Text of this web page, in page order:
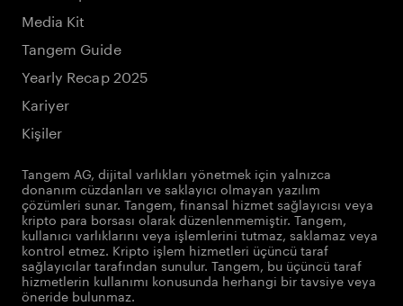
Media Kit
Tangem Guide
Yearly Recap 2025
Kariyer
Kişiler
Tangem AG, dijital varlıkları yönetmek için yalnızca
donanım cüzdanları ve saklayıcı olmayan yazılım
çözümleri sunar. Tangem, finansal hizmet sağlayıcısı veya
kripto para borsası olarak düzenlenmemiştir. Tangem,
kullanıcı varlıklarını veya işlemlerini tutmaz, saklamaz veya
kontrol etmez. Kripto işlem hizmetleri üçüncü taraf
sağlayıcılar tarafından sunulur. Tangem, bu üçüncü taraf
hizmetlerin kullanımı konusunda herhangi bir tavsiye veya
öneride bulunmaz.